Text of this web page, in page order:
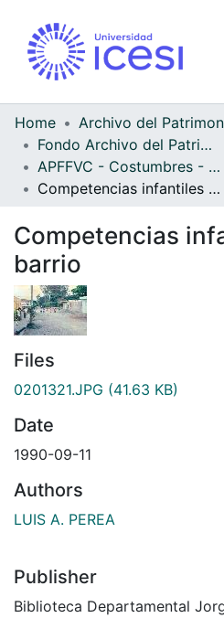
Home
Fondo Archivo del Patrimonio Fotográfico y Fílmico del Valle del Cauca
APFFVC - Costumbres - Patrimonial
Competencias infantiles del barrio
Competencias
barrio
Files
0201321.JPG (41.63 KB)
Date
1990-09-11
Authors
LUIS A. PEREA
Publisher
Biblioteca Departamental